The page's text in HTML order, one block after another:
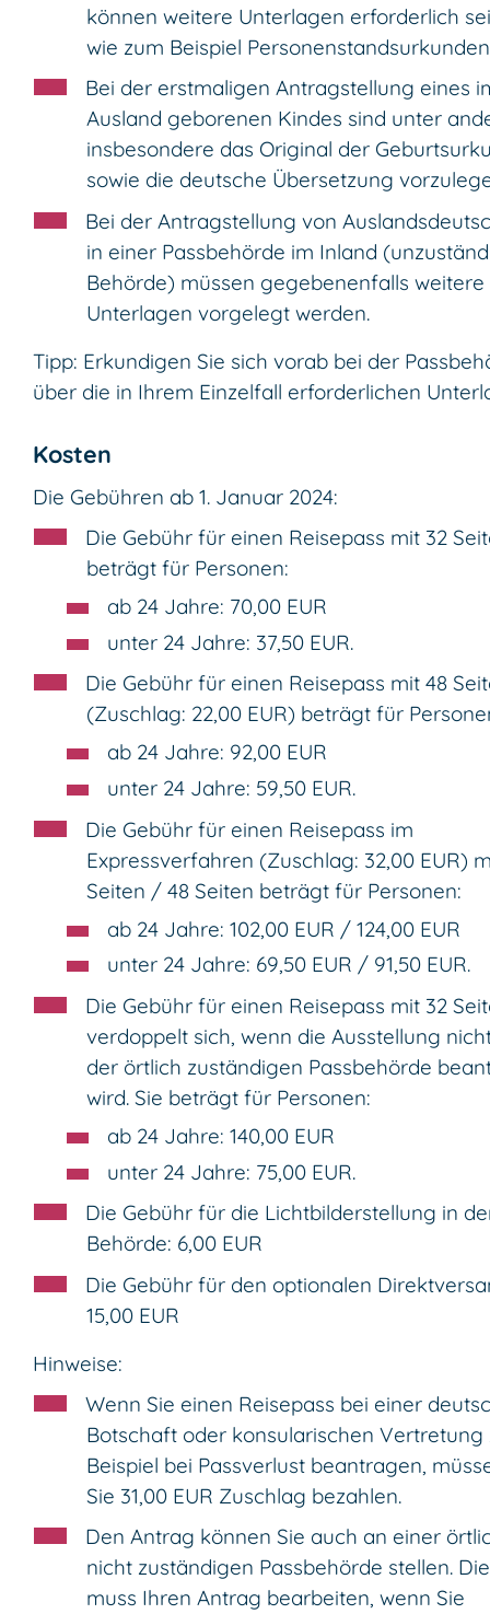
können weitere Unterlagen erforderlich
wie zum Beispiel
Bei der erstmaligen Antragstellung eines
Ausland geborenen Kindes sind unter
insbesondere das Original der
sowie die deutsche Übersetzung
Bei der Antragstellung von
in einer Passbehörde im Inland
Behörde) müssen gegebenenfalls weitere
Unterlagen vorgelegt werden.
Tipp: Erkundigen Sie sich vorab bei der
über die in Ihrem Einzelfall erforderlichen
Kosten
Die Gebühren ab 1. Januar 2024:
Die Gebühr für einen Reisepass mit 32
beträgt für Personen:
ab 24 Jahre: 70,00 EUR
unter 24 Jahre: 37,50 EUR.
Die Gebühr für einen Reisepass mit 48
(Zuschlag: 22,00 EUR) beträgt für
ab 24 Jahre: 92,00 EUR
unter 24 Jahre: 59,50 EUR.
Die Gebühr für einen Reisepass im
Expressverfahren (Zuschlag: 32,00 EUR)
Seiten / 48 Seiten beträgt für Personen:
ab 24 Jahre: 102,00 EUR / 124,00 EUR
unter 24 Jahre: 69,50 EUR / 91,50 EUR.
Die Gebühr für einen Reisepass mit 32
verdoppelt sich, wenn die Ausstellung
der örtlich zuständigen Passbehörde
wird. Sie beträgt für Personen:
ab 24 Jahre: 140,00 EUR
unter 24 Jahre: 75,00 EUR.
Die Gebühr für die Lichtbilderstellung in
Behörde: 6,00 EUR
Die Gebühr für den optionalen
15,00 EUR
Hinweise:
Wenn Sie einen Reisepass bei einer
Botschaft oder konsularischen Vertretung
Beispiel bei Passverlust beantragen,
Sie 31,00 EUR Zuschlag bezahlen.
Den Antrag können Sie auch an einer
nicht zuständigen Passbehörde stellen.
muss Ihren Antrag bearbeiten, wenn Sie